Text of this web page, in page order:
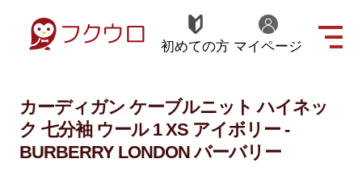
初めての方 マイページ
カーディガン ケーブルニット ハイネッ
ク 七分袖 ウール 1 XS アイボリー -
BURBERRY LONDON バーバリー